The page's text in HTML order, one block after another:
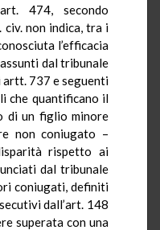
474, secondo
civ. non indica, tra i
l’efficacia
dal tribunale
artt. 737 e seguenti
che quantificano il
di un figlio minore
non coniugato –
rispetto ai
dal tribunale
coniugati, definiti
dall’art. 148
superata con una